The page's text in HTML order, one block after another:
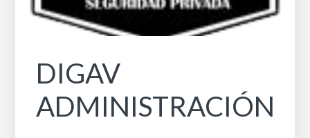
DIGAV
ADMINISTRACIÓN